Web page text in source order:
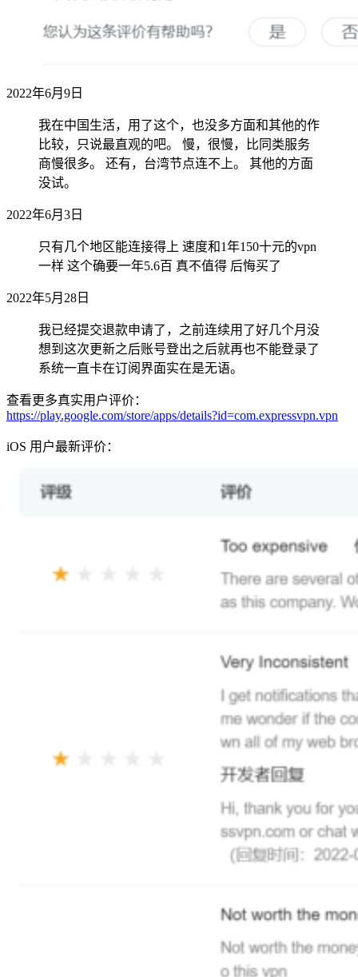
2022年6月9日
我在中国生活，用了这个，也没多方面和其他的作
比较，只说最直观的吧。 慢，很慢，比同类服务
商慢很多。 还有，台湾节点连不上。 其他的方面
没试。
2022年6月3日
只有几个地区能连接得上 速度和1年150十元的vpn
一样 这个确要一年5.6百 真不值得 后悔买了
2022年5月28日
我已经提交退款申请了，之前连续用了好几个月没
想到这次更新之后账号登出之后就再也不能登录了
系统一直卡在订阅界面实在是无语。
查看更多真实用户评价：
https://play.google.com/store/apps/details?id=com.expressvpn.vpn
iOS 用户最新评价：